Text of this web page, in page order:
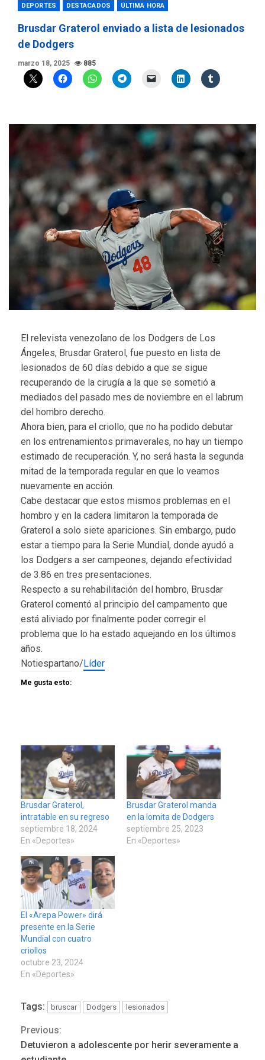
DEPORTES DESTACADOS ÚLTIMA HORA
Brusdar Graterol enviado a lista de lesionados
de Dodgers
marzo 18, 2025 885
El relevista venezolano de los Dodgers de Los
Ángeles, Brusdar Graterol, fue puesto en lista de
lesionados de 60 días debido a que se sigue
recuperando de la cirugía a la que se sometió a
mediados del pasado mes de noviembre en el labrum
del hombro derecho.
Ahora bien, para el criollo; que no ha podido debutar
en los entrenamientos primaverales, no hay un tiempo
estimado de recuperación. Y, no será hasta la segunda
mitad de la temporada regular en que lo veamos
nuevamente en acción.
Cabe destacar que estos mismos problemas en el
hombro y en la cadera limitaron la temporada de
Graterol a solo siete apariciones. Sin embargo, pudo
estar a tiempo para la Serie Mundial, donde ayudó a
los Dodgers a ser campeones, dejando efectividad
de 3.86 en tres presentaciones.
Respecto a su rehabilitación del hombro, Brusdar
Graterol comentó al principio del campamento que
está aliviado por finalmente poder corregir el
problema que lo ha estado aquejando en los últimos
años.
Notiespartano/Líder
Me gusta esto:
Brusdar Graterol,
intratable en su regreso
septiembre 18, 2024
En «Deportes»
Brusdar Graterol manda
en la lomita de Dodgers
septiembre 25, 2023
En «Deportes»
El «Arepa Power» dirá
presente en la Serie
Mundial con cuatro
criollos
octubre 23, 2024
En «Deportes»
Tags: bruscar Dodgers lesionados
Continue
Previous:
Detuvieron a adolescente por herir severamente a